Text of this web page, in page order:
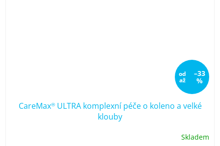
od
až
–33
%
CareMax®ULTRA komplexní péče o koleno a velké
klouby
Skladem